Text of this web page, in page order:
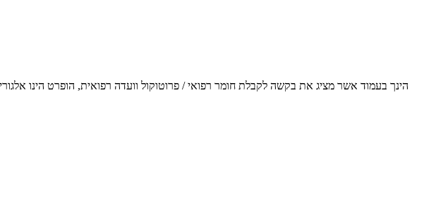
הינך בעמוד אשר מציג את בקשה לקבלת חומר רפואי / פרוטוקול וועדה רפואית, הופרט הינו